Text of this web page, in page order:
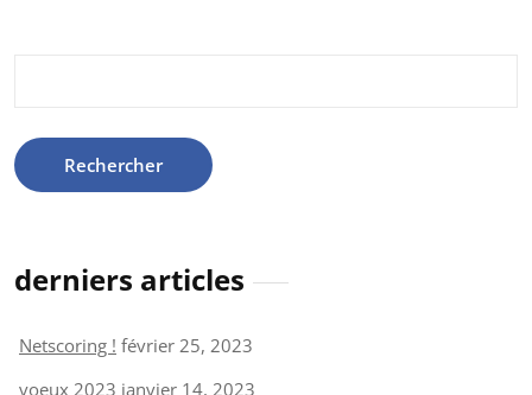
derniers articles
Netscoring ! février 25, 2023
voeux 2023 janvier 14, 2023